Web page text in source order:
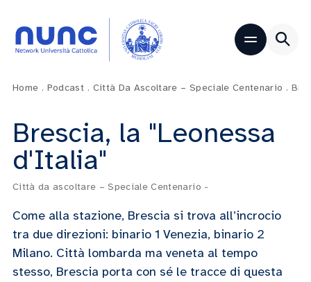
Home . Podcast . Città Da Ascoltare – Speciale Centenario .
Brescia, la "Leonessa
d'Italia"
Città da ascoltare – Speciale Centenario -
Come alla stazione, Brescia si trova all’incrocio
tra due direzioni: binario 1 Venezia, binario 2
Milano. Città lombarda ma veneta al tempo
stesso, Brescia porta con sé le tracce di questa